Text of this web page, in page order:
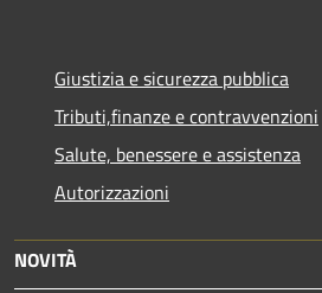
Giustizia e sicurezza pubblica
Tributi,finanze e contravvenzioni
Salute, benessere e assistenza
Autorizzazioni
NOVITÀ